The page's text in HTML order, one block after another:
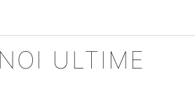
ULTIME